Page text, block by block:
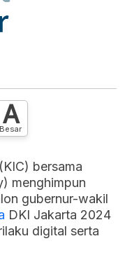
A
Besar
bersama
menghimpun
gubernur-wakil
DKI Jakarta 2024
digital serta